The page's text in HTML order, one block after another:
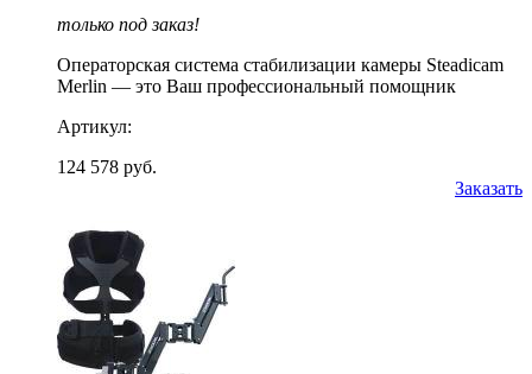
только под заказ!
Операторская система стабилизации камеры Steadicam
Merlin — это Ваш профессиональный помощник
Артикул:
124 578 руб.
Заказать